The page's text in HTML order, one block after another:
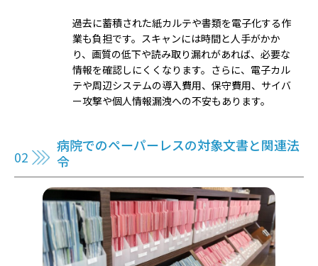
過去に蓄積された紙カルテや書類を電子化する作
業も負担です。スキャンには時間と人手がかか
り、画質の低下や読み取り漏れがあれば、必要な
情報を確認しにくくなります。さらに、電子カル
テや周辺システムの導入費用、保守費用、サイバ
ー攻撃や個人情報漏洩への不安もあります。
病院でのペーパーレスの対象文書と関連法
令